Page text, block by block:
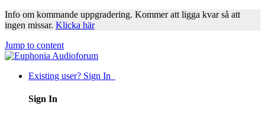
Info om kommande uppgradering. Kommer att ligga kvar så att
ingen missar. Klicka här
Jump to content
Existing user? Sign In
Sign In